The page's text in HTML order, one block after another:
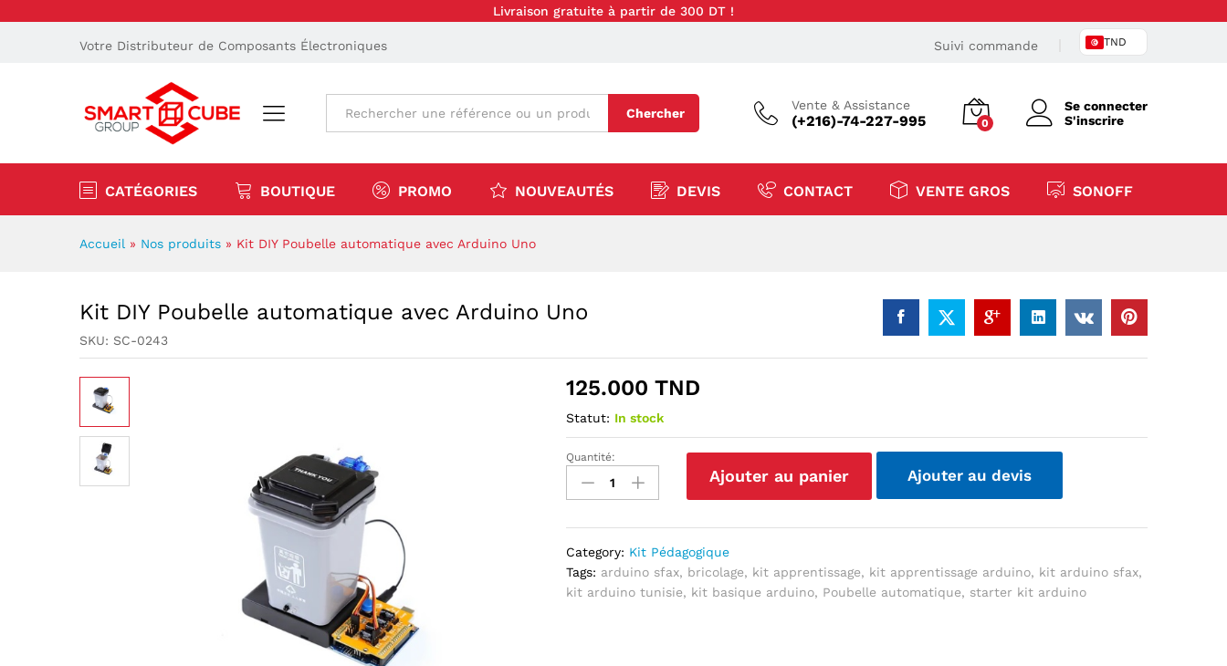
Livraison gratuite à partir de 300 DT !
Votre Distributeur de Composants Électroniques Suivi commande TND
Tout Chercher
Vente & Assistance
(+216)-74-227-995 0
Se connecter
S'inscrire
CATÉGORIES BOUTIQUE PROMO NOUVEAUTÉS DEVIS CONTACT VENTE GROS SONOFF
Accueil » Nos produits » Kit DIY Poubelle automatique avec Arduino Uno
Kit DIY Poubelle automatique avec Arduino Uno
SKU: SC-0243
125.000TND
Statut: In stock
Kit
DIY
Poubelle
Arduino
Uno
quantité
Quantité:
Ajouter au panier Ajouter au devis
Category: Kit Pédagogique
Tags: arduino sfax, bricolage, kit apprentissage, kit apprentissage arduino, kit arduino sfax,
kit arduino tunisie, kit basique arduino, Poubelle automatique, starter kit arduino